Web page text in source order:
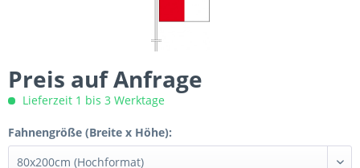
Preis auf Anfrage
Lieferzeit 1 bis 3 Werktage
Fahnengröße (Breite x Höhe):